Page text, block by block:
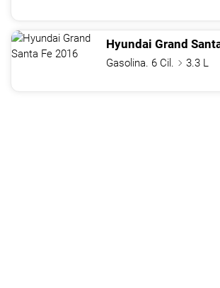
Hyundai Grand
Gasolina. 6 Cil.
3.3 L